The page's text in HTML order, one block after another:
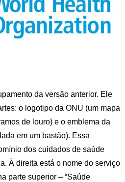
da versão anterior. Ele
o logotipo da ONU (um mapa
de louro) e o emblema da
em um bastão). Essa
dos cuidados de saúde
À direita está o nome do serviço
parte superior – “Saúde